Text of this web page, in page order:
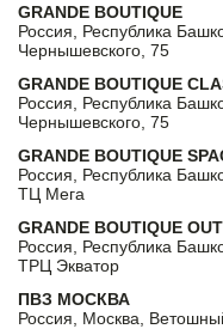
GRANDE BOUTIQUE
Россия, Республика
Чернышевского, 75
GRANDE BOUTIQUE
Россия, Республика
Чернышевского, 75
GRANDE BOUTIQUE
Россия, Республика
ТЦ Мега
GRANDE BOUTIQUE
Россия, Республика
ТРЦ Экватор
ПВЗ МОСКВА
Россия, Москва,